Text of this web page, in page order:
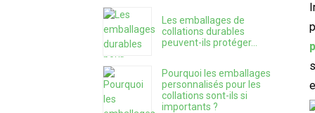
Les emballages de
collations durables
peuvent-ils protéger...
Pourquoi les emballages
personnalisés pour les
collations sont-ils si
importants ?